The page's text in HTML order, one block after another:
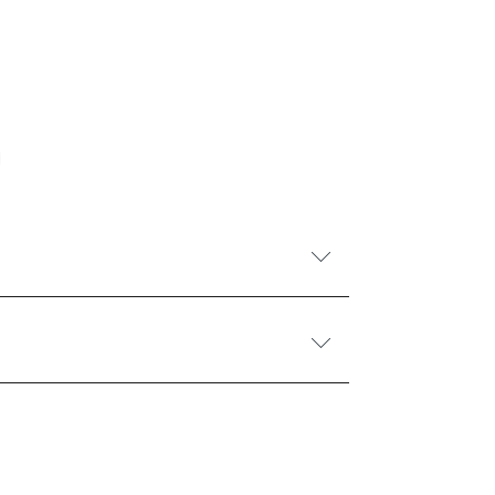
maïs modifié, PISTACHES 9 %,
de SOJA). Biscuit 40 % : Farine